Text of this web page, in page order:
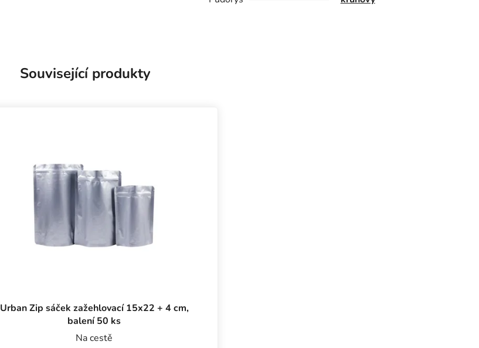
Související produkty
Urban Zip sáček zažehlovací 15x22 + 4 cm,
balení 50 ks
Na cestě